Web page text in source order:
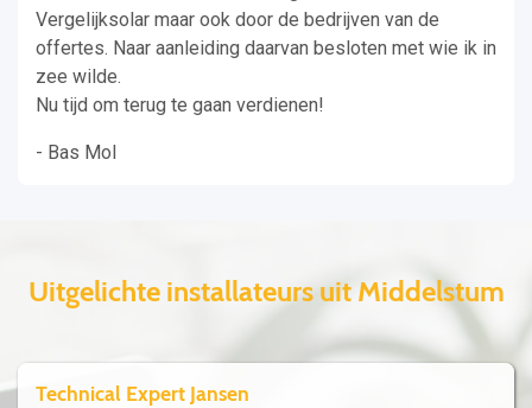
Vergelijksolar maar ook door de bedrijven van de
offertes. Naar aanleiding daarvan besloten met wie ik in
zee wilde.
Nu tijd om terug te gaan verdienen!
- Bas Mol
Uitgelichte installateurs uit Middelstum
Technical Expert Jansen